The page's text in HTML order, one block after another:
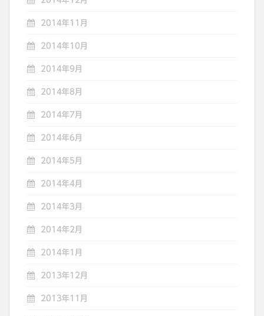
2014年11月
2014年10月
2014年9月
2014年8月
2014年7月
2014年6月
2014年5月
2014年4月
2014年3月
2014年2月
2014年1月
2013年12月
2013年11月